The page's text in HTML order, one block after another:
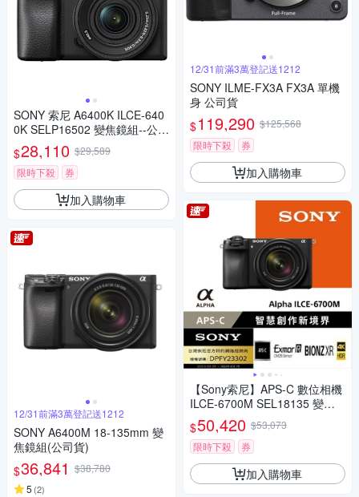
SONY 索尼 A6400K ILCE-640
0K SELP16502 變焦鏡組--公司
貨
$28,110 $29,589
限時下殺
券
加入購物車
12/31前滿3萬登記送1212
SONY A6400M 18-135mm 變
焦鏡組(公司貨)
$36,841 $38,780
5 (2)
12/31前滿3萬登記送1212
SONY ILME-FX3A FX3A 單機
身 公司貨
$119,290 $125,568
限時下殺
券
加入購物車
【Sony索尼】APS-C 數位相機
ILCE-6700M SEL18135 變焦
鏡組 (公司貨 保固18+6個月)
$50,420 $53,073
限時下殺
券
加入購物車